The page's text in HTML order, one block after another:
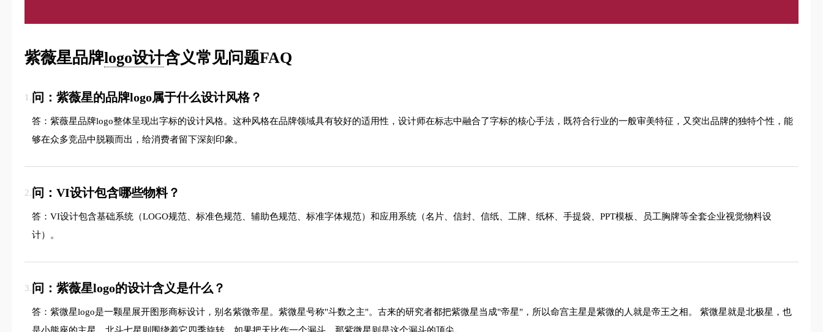
紫薇星品牌logo设计含义常见问题FAQ
1.问：紫薇星的品牌logo属于什么设计风格？
答：紫薇星品牌logo整体呈现出字标的设计风格。这种风格在品牌领域具有较好的适用性，设计师在标志中融合了字标的核心手法，既符合行业的一般审美特征，又突出品牌的独特个性，能
够在众多竞品中脱颖而出，给消费者留下深刻印象。
2.问：VI设计包含哪些物料？
答：VI设计包含基础系统（LOGO规范、标准色规范、辅助色规范、标准字体规范）和应用系统（名片、信封、信纸、工牌、纸杯、手提袋、PPT模板、员工胸牌等全套企业视觉物料设
计）。
3.问：紫薇星logo的设计含义是什么？
答：紫微星logo是一颗星展开图形商标设计，别名紫微帝星。紫微星号称"斗数之主"。古来的研究者都把紫微星当成"帝星"，所以命宫主星是紫微的人就是帝王之相。 紫微星就是北极星，也